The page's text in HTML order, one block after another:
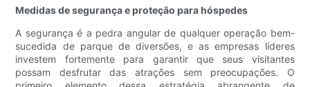
Medidas de segurança e proteção para hóspedes
A segurança é a pedra angular de qualquer operação bem-
sucedida de parque de diversões, e as empresas líderes
investem fortemente para garantir que seus visitantes
possam desfrutar das atrações sem preocupações. O